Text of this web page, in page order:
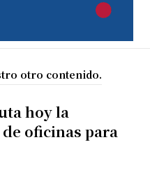
otro contenido.
hoy la
oficinas para